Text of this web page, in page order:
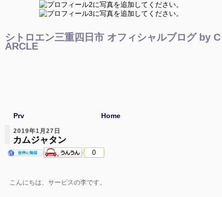
シトロエン三重四日市 オフィシャルブログ by C
ARCLE
Prv Home
2019年1月27日
カムジャタン
0
こんにちは、サービスの李です。